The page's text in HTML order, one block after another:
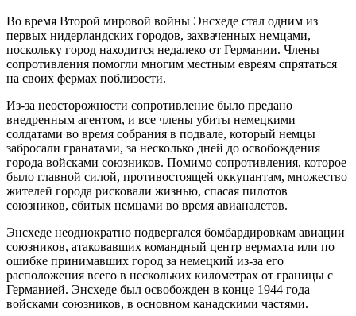
Во время Второй мировой войны Энсхеде стал одним из
первых нидерландских городов, захваченных немцами,
поскольку город находится недалеко от Германии. Члены
сопротивления помогли многим местным евреям спрятаться
на своих фермах поблизости.
Из-за неосторожности сопротивление было предано
внедренным агентом, и все члены убиты немецкими
солдатами во время собрания в подвале, который немцы
забросали гранатами, за несколько дней до освобождения
города войсками союзников. Помимо сопротивления, которое
было главной силой, противостоящей оккупантам, множество
жителей города рисковали жизнью, спасая пилотов
союзников, сбитых немцами во время авианалетов.
Энсхеде неоднократно подвергался бомбардировкам авиации
союзников, атаковавших командный центр вермахта или по
ошибке принимавших город за немецкий из-за его
расположения всего в нескольких километрах от границы с
Германией. Энсхеде был освобожден в конце 1944 года
войсками союзников, в основном канадскими частями.